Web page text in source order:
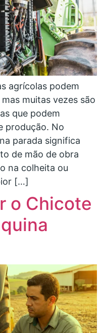
agrícolas podem
muitas vezes são
que podem
produção. No
parada significa
de mão de obra
na colheita ou
[…]
o Chicote